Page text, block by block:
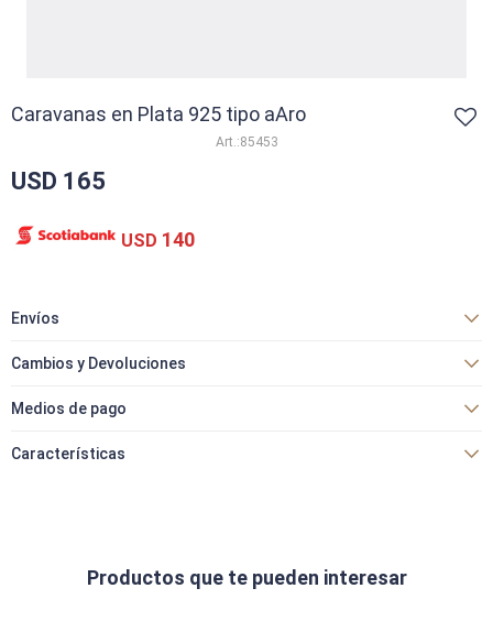
Caravanas en Plata 925 tipo aAro
85453
USD 165
USD 140
Envíos
Cambios y Devoluciones
Medios de pago
Características
Productos que te pueden interesar